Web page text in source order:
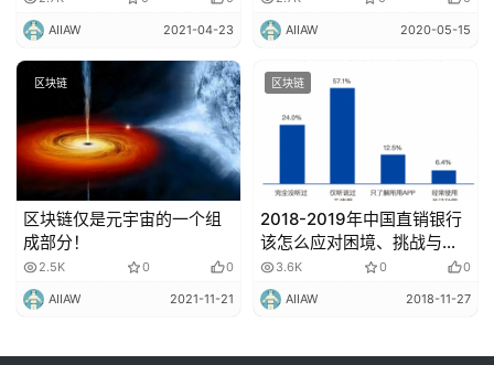
AIIAW 2021-04-23 AIIAW 2020-05-15
区块链
区块链仅是元宇宙的一个组
成部分！
2.5K 0 0
AIIAW 2021-11-21
区块链
2018-2019年中国直销银行
该怎么应对困境、挑战与突
围？
3.6K 0 0
AIIAW 2018-11-27